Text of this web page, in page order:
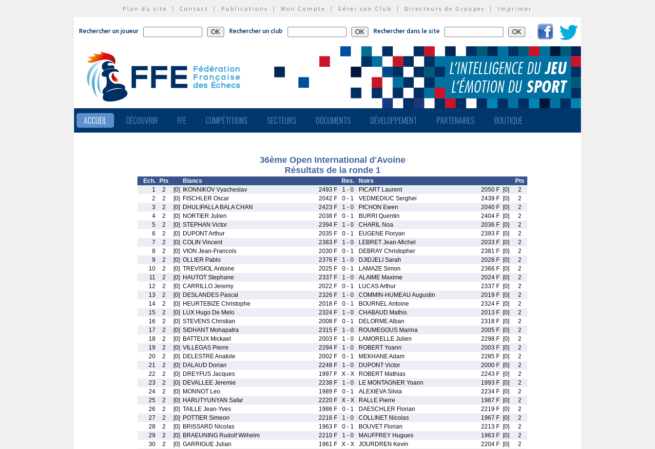
Plan du site | Contact | Publications | Mon Compte | Gérer son Club | Directeurs de Groupes | Imprimer
Rechercher un joueur Rechercher un club Rechercher dans le site
ACCUEIL DÉCOUVRIR FFE COMPÉTITIONS SECTEURS DOCUMENTS DÉVELOPPEMENT PARTENAIRES BOUTIQUE
36ème Open International d'Avoine
Résultats de la ronde 1
Ech. Pts Blancs Res. Noirs
Pts
1
2 [0] IKONNIKOV Vyacheslav 2493 F 1 - 0 PICART Laurent 2050 F [0]
2
2
2 [0] FISCHLER Oscar 2042 F 0 - 1 VEDMEDIUC Serghei 2439 F [0]
2
3
2 [0] DHULIPALLA BALA CHAN 2423 F 1 - 0 PICHON Ewen 2040 F [0]
2
4
2 [0] NORTIER Julien 2038 F 0 - 1 BURRI Quentin 2404 F [0]
2
5
2 [0] STEPHAN Victor 2394 F 1 - 0 CHARIL Noa 2036 F [0]
2
6
2 [0] DUPONT Arthur 2035 F 0 - 1 EUGENE Floryan 2393 F [0]
2
7
2 [0] COLIN Vincent 2383 F 1 - 0 LEBRET Jean-Michel 2033 F [0]
2
8
2 [0] VION Jean-Francois 2030 F 0 - 1 DEBRAY Christopher 2381 F [0]
2
9
2 [0] OLLIER Pablo 2376 F 1 - 0 DJIDJELI Sarah 2028 F [0]
2
10
2 [0] TREVISIOL Antoine 2025 F 0 - 1 LAMAZE Simon 2366 F [0]
2
11
2 [0] HAUTOT Stephane 2337 F 1 - 0 ALAIME Maxime 2024 F [0]
2
12
2 [0] CARRILLO Jeremy 2022 F 0 - 1 LUCAS Arthur 2337 F [0]
2
13
2 [0] DESLANDES Pascal 2326 F 1 - 0 COMMIN-HUMEAU Augustin 2019 F [0]
2
14
2 [0] HEURTEBIZE Christophe 2018 F 0 - 1 BOURNEL Antoine 2324 F [0]
2
15
2 [0] LUX Hugo De Melo 2324 F 1 - 0 CHABAUD Mathis 2013 F [0]
2
16
2 [0] STEVENS Christian 2008 F 0 - 1 DELORME Alban 2318 F [0]
2
17
2 [0] SIDHANT Mohapatra 2315 F 1 - 0 ROUMEGOUS Marina 2005 F [0]
2
18
2 [0] BATTEUX Mickael 2003 F 1 - 0 LAMORELLE Julien 2298 F [0]
2
19
2 [0] VILLEGAS Pierre 2294 F 1 - 0 ROBERT Yoann 2003 F [0]
2
20
2 [0] DELESTRE Anatole 2002 F 0 - 1 MEKHANE Adam 2285 F [0]
2
21
2 [0] DALAUD Dorian 2248 F 1 - 0 DUPONT Victor 2000 F [0]
2
22
2 [0] DREYFUS Jacques 1997 F X - X ROBERT Mathias 2243 F [0]
2
23
2 [0] DEVALLEE Jeremie 2238 F 1 - 0 LE MONTAGNER Yoann 1993 F [0]
2
24
2 [0] MONNOT Leo 1989 F 0 - 1 ALEXIEVA Silvia 2234 F [0]
2
25
2 [0] HARUTYUNYAN Safar 2220 F X - X RALLE Pierre 1987 F [0]
2
26
2 [0] TAILLE Jean-Yves 1986 F 0 - 1 DAESCHLER Florian 2219 F [0]
2
27
2 [0] POTTIER Simeon 2216 F 1 - 0 COLLINET Nicolas 1967 F [0]
2
28
2 [0] BRISSARD Nicolas 1963 F 0 - 1 BOUVET Florian 2213 F [0]
2
29
2 [0] BRAEUNING Rudolf Wilhelm 2210 F 1 - 0 MAUFFREY Hugues 1963 F [0]
2
30
2 [0] GARRIGUE Julian 1961 F X - X JOURDREN Kevin 2204 F [0]
2